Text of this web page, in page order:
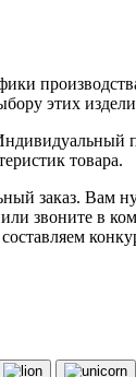
этих
товара.
заказ. Вам
или звоните в